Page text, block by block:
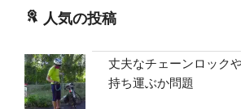
人気の投稿
丈夫なチェーンロック
持ち運ぶか問題